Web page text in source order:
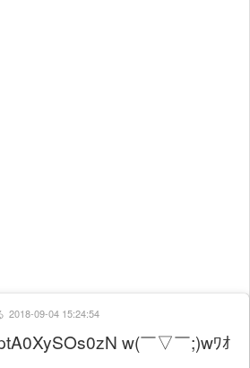
w(￣▽￣;)wﾜｵ
2018-09-04 15:24:54